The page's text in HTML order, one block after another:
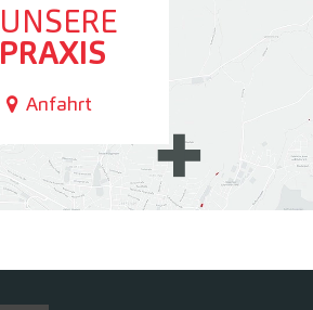
UNSERE
PRAXIS
Anfahrt